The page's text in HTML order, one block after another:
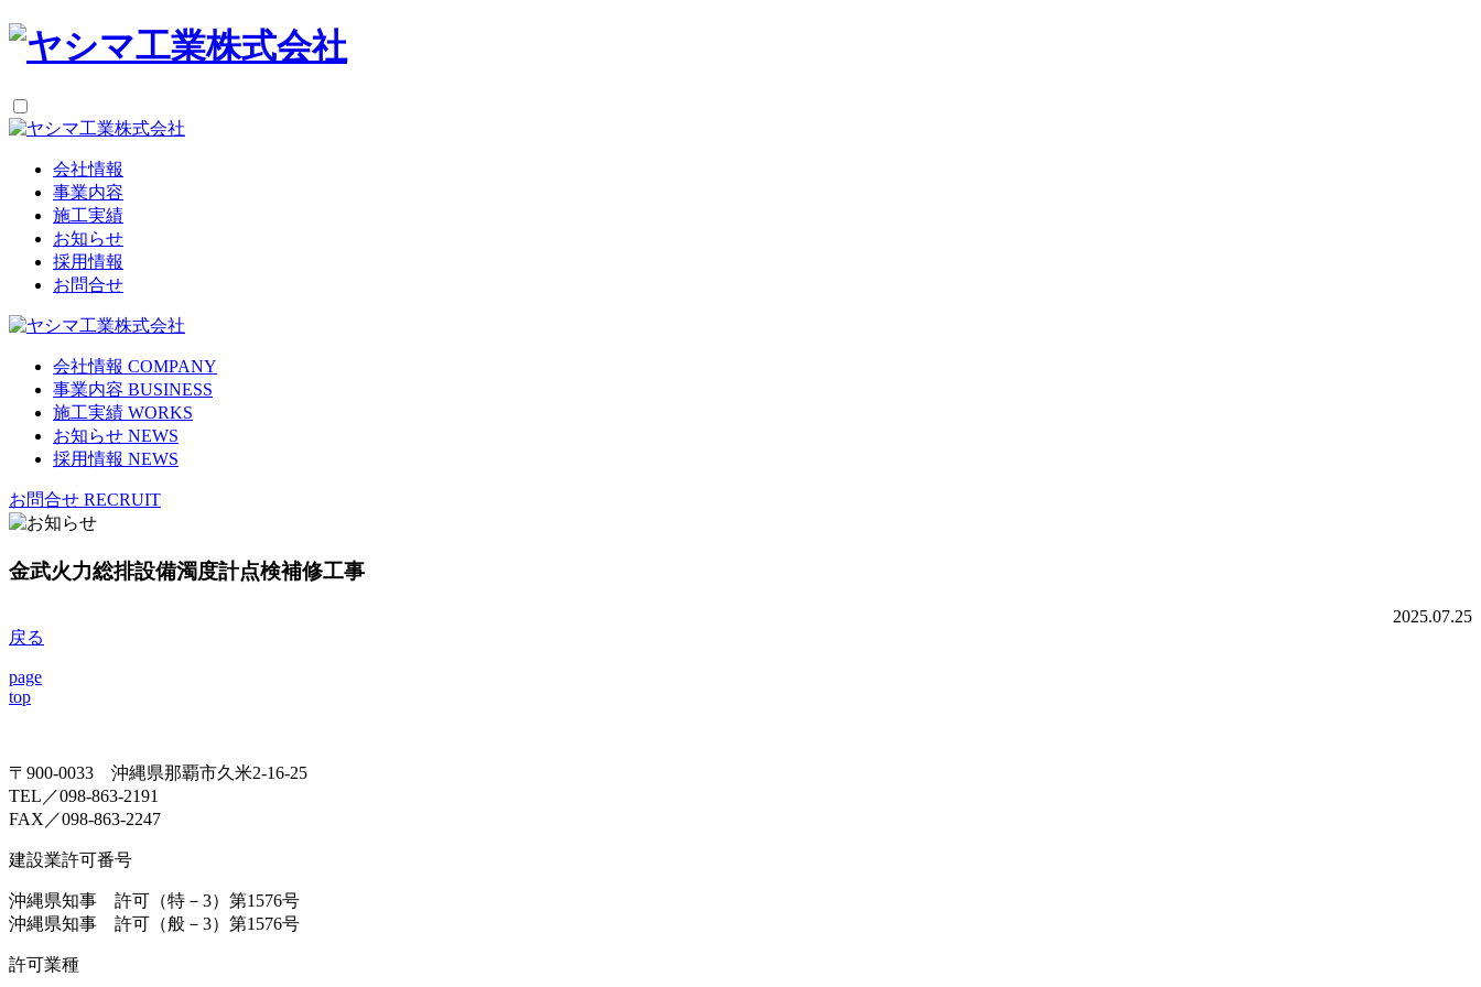
会社情報
事業内容
施工実績
お知らせ
採用情報
お問合せ
会社情報 COMPANY
事業内容 BUSINESS
施工実績 WORKS
お知らせ NEWS
採用情報 NEWS
お問合せ RECRUIT
金武火力総排設備濁度計点検補修工事
2025.07.25
戻る
page
top
〒900-0033 沖縄県那覇市久米2-16-25
TEL／098-863-2191
FAX／098-863-2247
建設業許可番号
沖縄県知事 許可（特－3）第1576号
沖縄県知事 許可（般－3）第1576号
許可業種